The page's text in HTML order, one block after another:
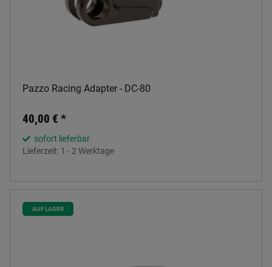
Pazzo Racing Adapter - DC-80
40,00 € *
sofort lieferbar
Lieferzeit: 1 - 2 Werktage
AUF LAGER